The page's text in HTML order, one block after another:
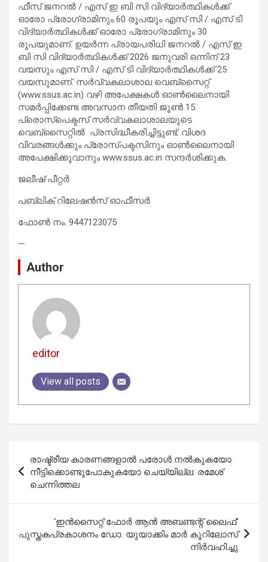
ഫീസ് ജനറല്‍ / എസ് ഇ ബി സി വിദ്യാര്‍ത്ഥികള്‍ക്ക്
ഓരോ പ്രോഗ്രാമിനും 60 രൂപയും എസ് സി / എസ് ടി
വിദ്യാര്‍ത്ഥികള്‍ക്ക് ഓരോ പ്രോഗ്രാമിനും 30
രൂപയുമാണ്. ഉയർന്ന പ്രായപരിധി ജനറല്‍ / എസ് ഇ
ബി സി വിദ്യാര്‍ത്ഥികള്‍ക്ക് 2026 ജനുവരി ഒന്നിന് 23
വയസും എസ് സി / എസ് ടി വിദ്യാര്‍ത്ഥികള്‍ക്ക് 25
വയസുമാണ്‌. സര്‍വ്വകലാശാല വെബ്സൈറ്റ്
(www.ssus.ac.in) വഴി അപേക്ഷകൾ ഓണ്‍ലൈനായി
സമര്‍പ്പിക്കേണ്ട അവസാന തീയതി ജൂണ്‍ 15.
പ്രൊസ്പെക്ടസ് സർവ്വകലാശാലയുടെ
വെബ്സൈറ്റിൽ ‍ പ്രസിദ്ധീകരിച്ചിട്ടുണ്ട്. വിശദ
വിവരങ്ങൾക്കും പ്രോസ്പക്ടസിനും ഓണ്‍ലൈനായി
അപേക്ഷിക്കുവാനും www.ssus.ac.in സന്ദർശിക്കുക.
ജലീഷ് പീറ്റര്‍
പബ്ലിക് റിലേഷന്‍സ് ഓഫീസര്‍
ഫോണ്‍ നം. 9447123075
—
Author
editor
View all posts
navigation
രാഷ്ട്രീയ കാരണങ്ങളാല്‍ പരോള്‍ നല്‍കുകയോ
നീട്ടിക്കൊണ്ടുപോകുകയോ ചെയ്യില്ല: രമേശ്
ചെന്നിത്തല
‘ഇൻസൈറ്റ് ഫോർ ആൻ അബണ്ടന്റ് ലൈഫ്’
പുസ്തകപ്രകാശനം ഡോ. യുയാക്കിം മാർ കൂറിലോസ്
നിർവഹിച്ചു